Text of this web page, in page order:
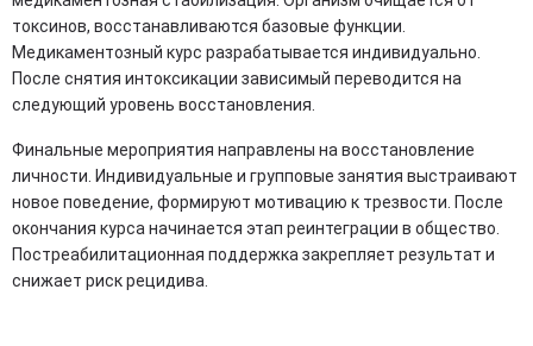
токсинов, восстанавливаются базовые функции.
Медикаментозный курс разрабатывается индивидуально.
После снятия интоксикации зависимый переводится на
следующий уровень восстановления.
Финальные мероприятия направлены на восстановление
личности. Индивидуальные и групповые занятия выстраивают
новое поведение, формируют мотивацию к трезвости. После
окончания курса начинается этап реинтеграции в общество.
Постреабилитационная поддержка закрепляет результат и
снижает риск рецидива.